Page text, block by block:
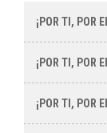
¡POR TI, POR
¡POR TI, POR
¡POR TI, POR